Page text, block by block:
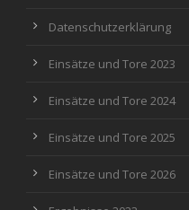
Datenschutzerklärung
Einsätze und Tore 2023
Einsätze und Tore 2024
Einsätze und Tore 2025
Einsätze und Tore 2026